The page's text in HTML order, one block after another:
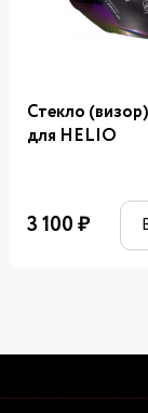
Стекло
для HELIO
3 100₽